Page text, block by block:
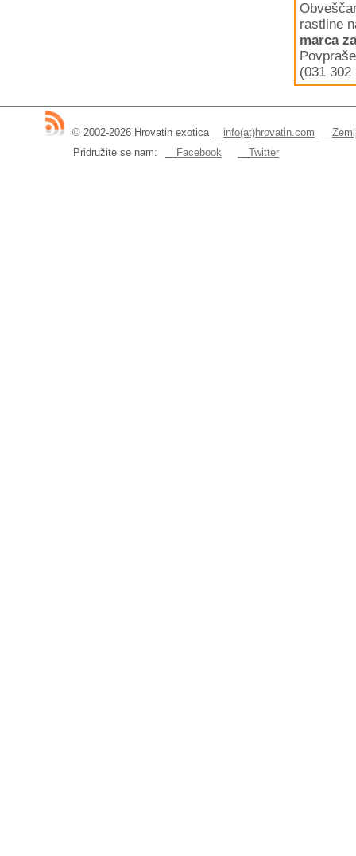
rastline
marca
(031
© 2002-2026 Hrovatin exotica__ info(at)hrovatin.com
Pridružite se nam:
__Facebook __Twitter